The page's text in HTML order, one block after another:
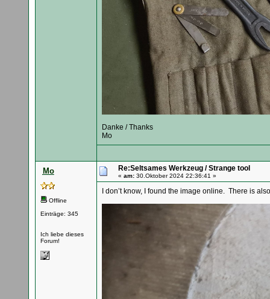
Danke / Thanks
Mo
Mo
Offline
Einträge: 345
Ich liebe dieses
Forum!
Re:Seltsames Werkzeug / Strange tool
« am:30.Oktober 2024 22:36:41 »
I don’t know, I found the image online. There is